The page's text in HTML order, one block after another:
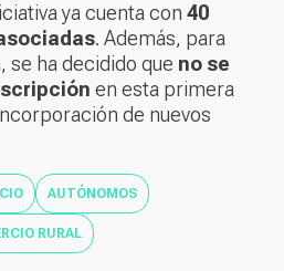
ya cuenta con 40
. Además, para
se ha decidido que no se
en esta primera
de nuevos
AUTÓNOMOS
RURAL